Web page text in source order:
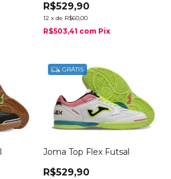
R$529,90
12 x de R$60,00
R$503,41 com Pix
GRÁTIS
Joma Top Flex Futsal
R$529,90